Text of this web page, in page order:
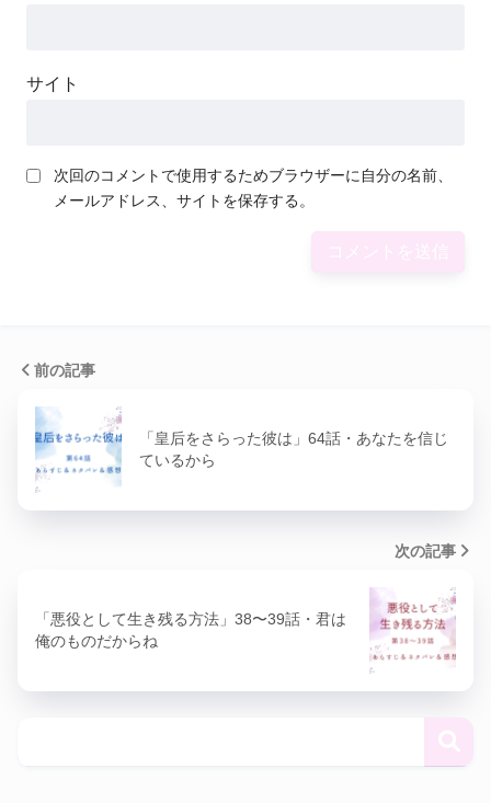
サイト
次回のコメントで使用するためブラウザーに自分の名前、
メールアドレス、サイトを保存する。
前の記事
「皇后をさらった彼は」64話・あなたを信じ
ているから
次の記事
「悪役として生き残る方法」38〜39話・君は
俺のものだからね